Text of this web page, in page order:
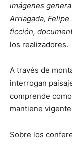
imágenes
Arriagada,
ficción,
los realizadores.
A través de
interrogan
comprende
mantiene
Sobre los